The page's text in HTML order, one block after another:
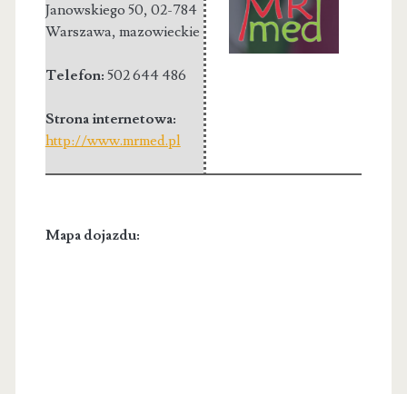
Janowskiego 50, 02-784
Warszawa, mazowieckie
Telefon: 502 644 486
Strona internetowa:
http://www.mrmed.pl
Mapa dojazdu: